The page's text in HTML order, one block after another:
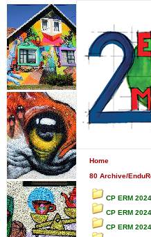
Home
80 Archive/
CP ERM
CP ERM
CP ERM